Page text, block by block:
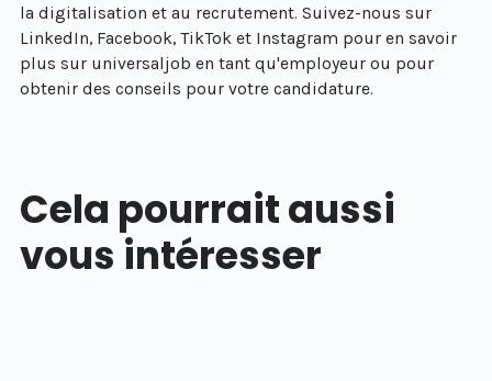
la digitalisation et au recrutement. Suivez-nous sur
LinkedIn, Facebook, TikTok et Instagram pour en savoir
plus sur universaljob en tant qu'employeur ou pour
obtenir des conseils pour votre candidature.
Cela pourrait aussi
vous intéresser